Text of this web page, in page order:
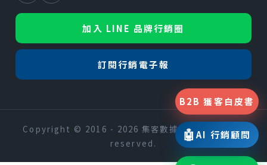
加入 LINE 品牌行銷圈
訂閱行銷電子報
Copyright © 2016 - 2026 集客數據行銷 All rights
reserved.
🤖AI 行銷顧問
B2B 獲客白皮書